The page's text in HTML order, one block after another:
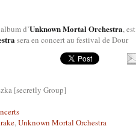
d’Unknown Mortal Orchestra,
sera en concert au festival de Dour
[secretly Group]
,Unknown Mortal Orchestra